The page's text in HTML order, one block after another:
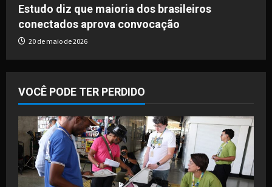
Estudo diz que maioria dos brasileiros
conectados aprova convocação
20 de maio de 2026
VOCÊ PODE TER PERDIDO